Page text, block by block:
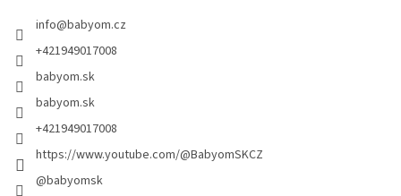
info@babyom.cz
+421949017008
babyom.sk
babyom.sk
+421949017008
https://www.youtube.com/@BabyomSKCZ
@babyomsk